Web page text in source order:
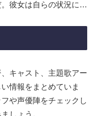
彼女は自らの状況に…
キャスト、主題歌アー
情報をまとめていま
や声優陣をチェックし
しょう。